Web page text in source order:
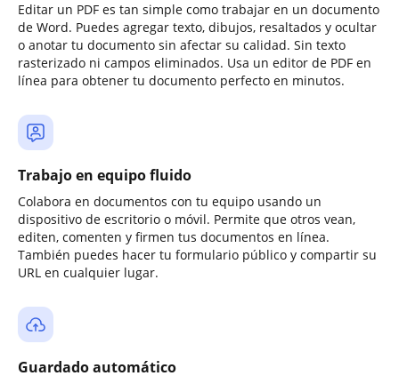
Editar un PDF es tan simple como trabajar en un documento
de Word. Puedes agregar texto, dibujos, resaltados y ocultar
o anotar tu documento sin afectar su calidad. Sin texto
rasterizado ni campos eliminados. Usa un editor de PDF en
línea para obtener tu documento perfecto en minutos.
Trabajo en equipo fluido
Colabora en documentos con tu equipo usando un
dispositivo de escritorio o móvil. Permite que otros vean,
editen, comenten y firmen tus documentos en línea.
También puedes hacer tu formulario público y compartir su
URL en cualquier lugar.
Guardado automático